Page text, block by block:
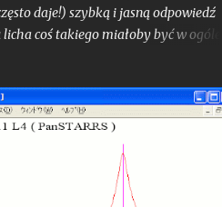
daje!) szybką i jasną odpowiedź
coś takiego miałoby być w ogóle
jeszcze szerzej w ramach całego
ono bardzo interesujące zadanie
którego chciałbym dziś zachęcić
mieszkają nad Morzem